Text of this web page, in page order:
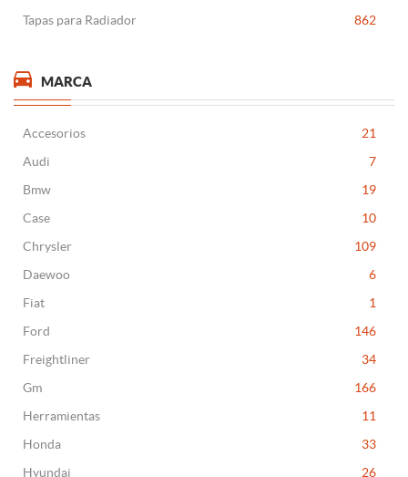
Tapas para Radiador
862
MARCA
Accesorios
21
Audi
7
Bmw
19
Case
10
Chrysler
109
Daewoo
6
Fiat
1
Ford
146
Freightliner
34
Gm
166
Herramientas
11
Honda
33
Hyundai
26